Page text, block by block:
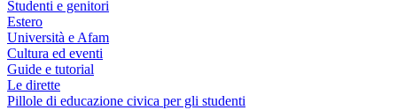
Studenti e genitori
Estero
Università e Afam
Cultura ed eventi
Guide e tutorial
Le dirette
Pillole di educazione civica per gli studenti